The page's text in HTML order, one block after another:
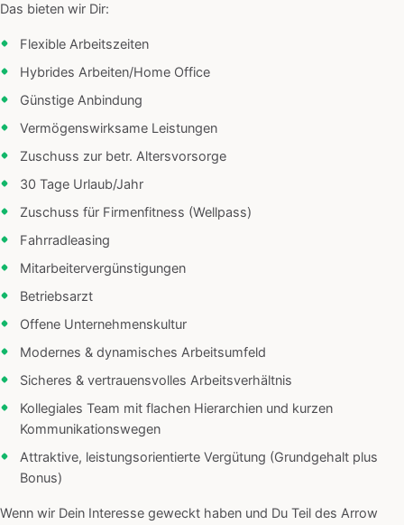
Das bieten wir Dir:
Flexible Arbeitszeiten
Hybrides Arbeiten/Home Office
Günstige Anbindung
Vermögenswirksame Leistungen
Zuschuss zur betr. Altersvorsorge
30 Tage Urlaub/Jahr
Zuschuss für Firmenfitness (Wellpass)
Fahrradleasing
Mitarbeitervergünstigungen
Betriebsarzt
Offene Unternehmenskultur
Modernes & dynamisches Arbeitsumfeld
Sicheres & vertrauensvolles Arbeitsverhältnis
Kollegiales Team mit flachen Hierarchien und kurzen
Kommunikationswegen
Attraktive, leistungsorientierte Vergütung (Grundgehalt plus
Bonus)
Wenn wir Dein Interesse geweckt haben und Du Teil des Arrow